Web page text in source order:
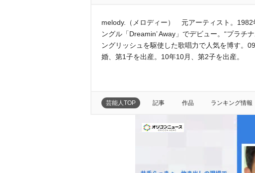
melody.（メロディー） 元アーティスト。
ングル「Dreamin’ Away」でデビュー。“プラチ
ングリッシュを駆使した歌唱力で人気を博す。
婚、第1子を出産。10年10月、第2子を出産。
芸能人TOP 記事 作品 ランキング情報